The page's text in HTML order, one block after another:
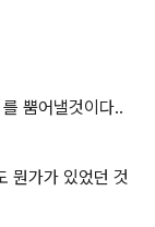
뿜어낼것이다..
뭔가가 있었던 것